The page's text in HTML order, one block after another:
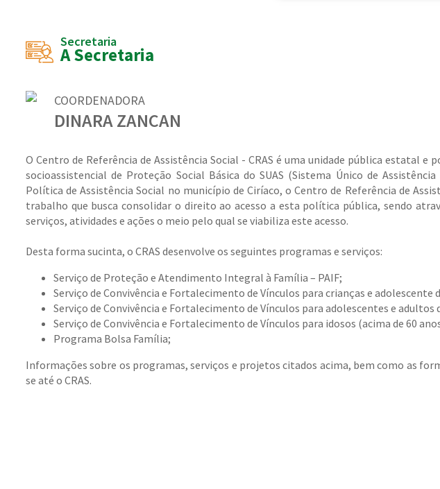
Secretaria
A Secretaria
COORDENADORA
DINARA ZANCAN
O Centro de Referência de Assistência Social - CRAS é uma unidade pública estatal e
socioassistencial de Proteção Social Básica do SUAS (Sistema Único de
Política de Assistência Social no município de Ciríaco, o Centro de Referência de
trabalho que busca consolidar o direito ao acesso a esta política pública, sendo
serviços, atividades e ações o meio pelo qual se viabiliza este acesso.
Desta forma sucinta, o CRAS desenvolve os seguintes programas e serviços:
Serviço de Proteção e Atendimento Integral à Família – PAIF;
Serviço de Convivência e Fortalecimento de Vínculos para crianças e adolescente
Serviço de Convivência e Fortalecimento de Vínculos para adolescentes e adultos
Serviço de Convivência e Fortalecimento de Vínculos para idosos (acima de 60
Programa Bolsa Família;
Informações sobre os programas, serviços e projetos citados acima, bem como as
se até o CRAS.